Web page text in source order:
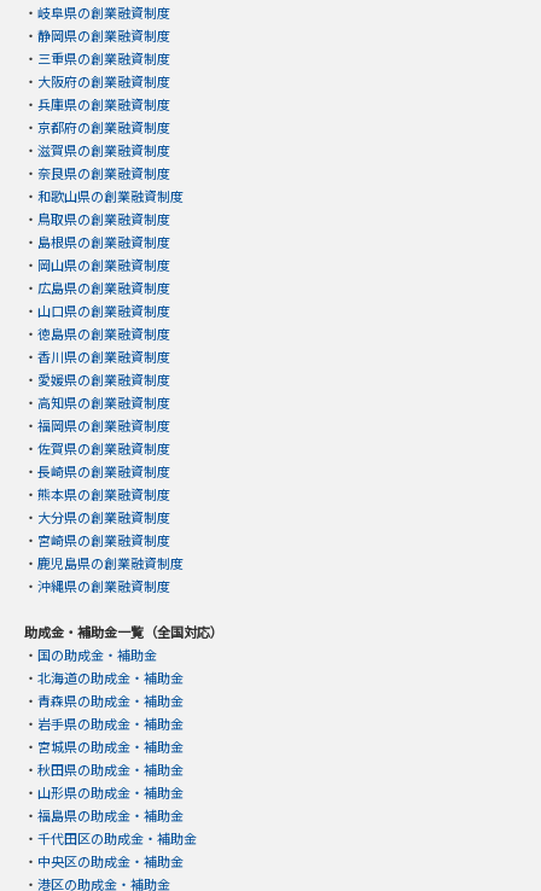
・ 岐阜県の創業融資制度
・ 静岡県の創業融資制度
・ 三重県の創業融資制度
・ 大阪府の創業融資制度
・ 兵庫県の創業融資制度
・ 京都府の創業融資制度
・ 滋賀県の創業融資制度
・ 奈良県の創業融資制度
・ 和歌山県の創業融資制度
・ 鳥取県の創業融資制度
・ 島根県の創業融資制度
・ 岡山県の創業融資制度
・ 広島県の創業融資制度
・ 山口県の創業融資制度
・ 徳島県の創業融資制度
・ 香川県の創業融資制度
・ 愛媛県の創業融資制度
・ 高知県の創業融資制度
・ 福岡県の創業融資制度
・ 佐賀県の創業融資制度
・ 長崎県の創業融資制度
・ 熊本県の創業融資制度
・ 大分県の創業融資制度
・ 宮崎県の創業融資制度
・ 鹿児島県の創業融資制度
・ 沖縄県の創業融資制度
助成金・補助金一覧（全国対応）
・ 国の助成金・補助金
・ 北海道の助成金・補助金
・ 青森県の助成金・補助金
・ 岩手県の助成金・補助金
・ 宮城県の助成金・補助金
・ 秋田県の助成金・補助金
・ 山形県の助成金・補助金
・ 福島県の助成金・補助金
・ 千代田区の助成金・補助金
・ 中央区の助成金・補助金
・ 港区の助成金・補助金